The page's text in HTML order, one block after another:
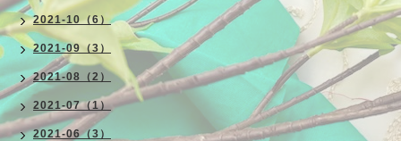
2021-10（6）
2021-09（3）
2021-08（2）
2021-07（1）
2021-06（3）